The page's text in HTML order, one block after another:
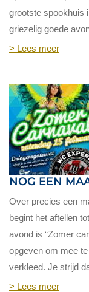
grootste spookhuis
griezelig goede
> Lees meer
NOG EEN
Over precies een
begint het aftellen
avond is “Zomer
opgeven om mee
verkleed. Je strijd
> Lees meer